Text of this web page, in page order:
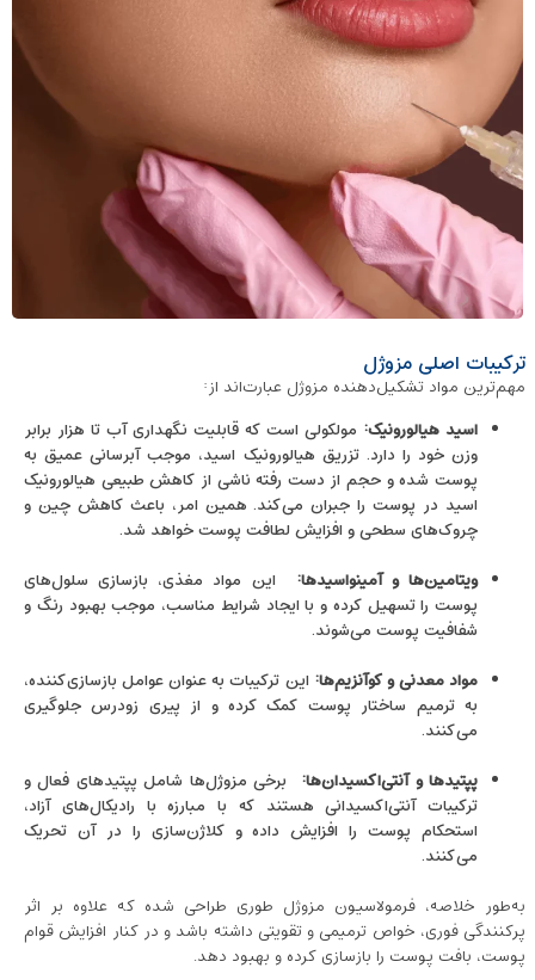
ترکیبات اصلی مزوژل
مهم‌ترین مواد تشکیل‌دهنده مزوژل عبارت‌اند از:
اسید هیالورونیک: مولکولی است که قابلیت نگهداری آب تا هزار برابر
وزن خود را دارد. تزریق هیالورونیک اسید، موجب آبرسانی عمیق به
پوست شده و حجم از دست رفته ناشی از کاهش طبیعی هیالورونیک
اسید در پوست را جبران می‌کند. همین امر، باعث کاهش چین‌ و
چروک‌های سطحی و افزایش لطافت پوست خواهد شد.
ویتامین‌ها و آمینواسیدها: این مواد مغذی، بازسازی سلول‌های
پوست را تسهیل کرده و با ایجاد شرایط مناسب، موجب بهبود رنگ و
شفافیت پوست می‌شوند.
مواد معدنی و کوآنزیم‌ها: این ترکیبات به‌ عنوان عوامل بازسازی‌کننده،
به ترمیم ساختار پوست کمک کرده و از پیری زودرس جلوگیری
می‌کنند.
پپتیدها و آنتی‌اکسیدان‌ها: برخی مزوژل‌ها شامل پپتیدهای فعال و
ترکیبات آنتی‌اکسیدانی هستند که با مبارزه با رادیکال‌های آزاد،
استحکام پوست را افزایش داده و کلاژن‌سازی را در آن تحریک
می‌کنند.
به‌طور خلاصه، فرمولاسیون مزوژل طوری طراحی شده که علاوه بر اثر
پرکنندگی فوری، خواص ترمیمی و تقویتی داشته باشد و در کنار افزایش قوام
پوست، بافت پوست را بازسازی کرده و بهبود دهد.